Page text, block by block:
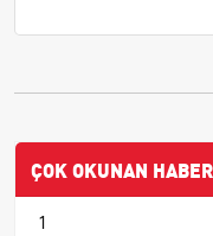
ÇOK OKUNAN
1